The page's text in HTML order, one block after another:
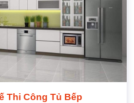
Thi Công Tủ Bếp